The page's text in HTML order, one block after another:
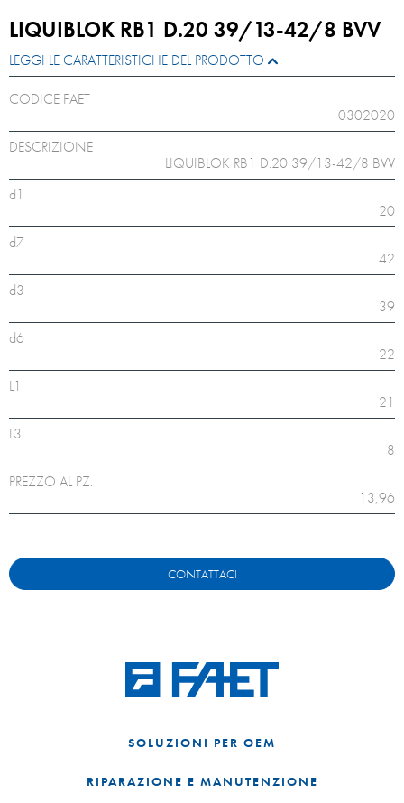
LIQUIBLOK RB1 D.20 39/13-42/8 BVV
LEGGI LE CARATTERISTICHE DEL PRODOTTO
CODICE FAET
0302020
DESCRIZIONE
LIQUIBLOK RB1 D.20 39/13-42/8 BVV
d1
20
d7
42
d3
39
d6
22
L1
21
L3
8
PREZZO AL PZ.
13,96
CONTATTACI
SOLUZIONI PER OEM
RIPARAZIONE E MANUTENZIONE